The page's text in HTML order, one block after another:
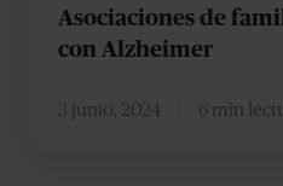
Asociaciones de
con Alzheimer
3 junio, 2024 6 min